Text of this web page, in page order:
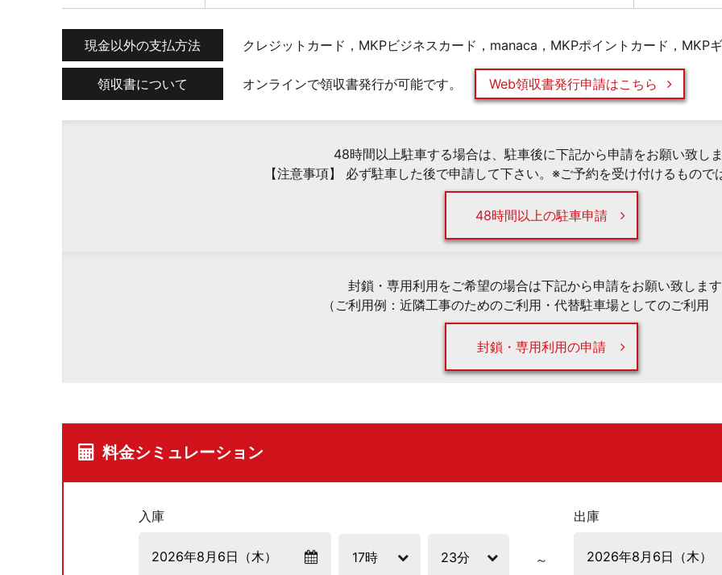
現金以外の支払方法 クレジットカード，MKPビジネスカード，manaca，MKPポイントカード，MKP
領収書について オンラインで領収書発行が可能です。 Web領収書発行申請はこちら
48時間以上駐車する場合は、駐車後に下記から申請をお願い致し
【注意事項】 必ず駐車した後で申請して下さい。※ご予約を受け付けるもので
48時間以上の駐車申請
封鎖・専用利用をご希望の場合は下記から申請をお願い致しま
（ご利用例：近隣工事のためのご利用・代替駐車場としてのご利用
封鎖・専用利用の申請
料金シミュレーション
入庫 出庫